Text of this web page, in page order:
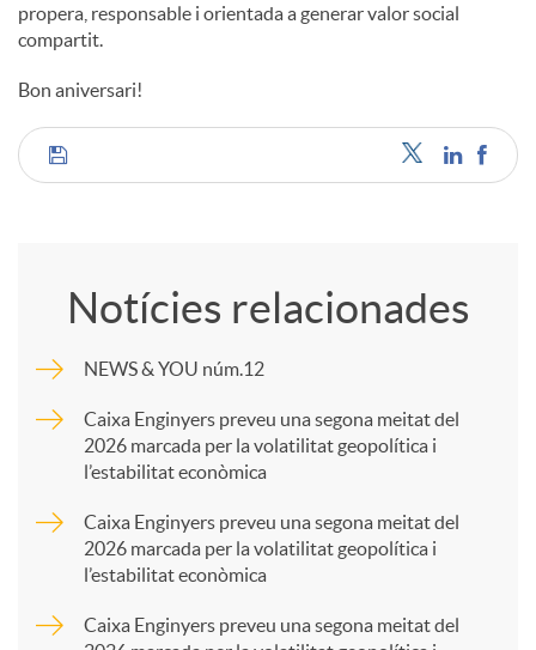
propera, responsable i orientada a generar valor social
compartit.
Bon aniversari!
C
p
Notícies relacionades
NEWS & YOU núm.12
Caixa Enginyers preveu una segona meitat del
2026 marcada per la volatilitat geopolítica i
l’estabilitat econòmica
Caixa Enginyers preveu una segona meitat del
2026 marcada per la volatilitat geopolítica i
l’estabilitat econòmica
Caixa Enginyers preveu una segona meitat del